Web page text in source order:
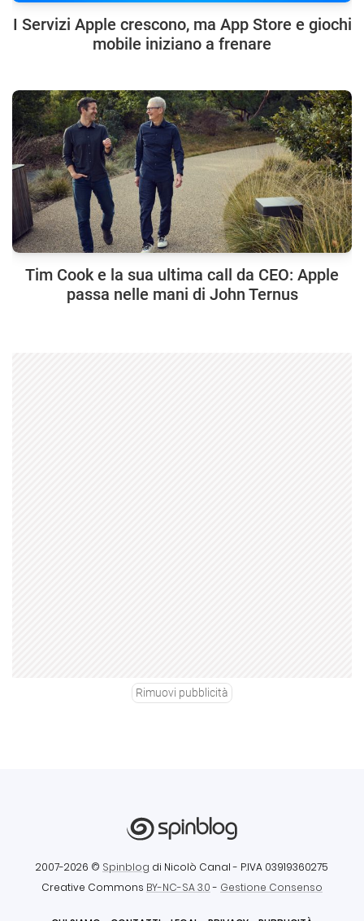
I Servizi Apple crescono, ma App Store e giochi
mobile iniziano a frenare
Tim Cook e la sua ultima call da CEO: Apple
passa nelle mani di John Ternus
Rimuovi pubblicità
2007-2026 © Spinblog di Nicolò Canal - P.IVA 03919360275
Creative Commons BY-NC-SA 3.0- Gestione Consenso